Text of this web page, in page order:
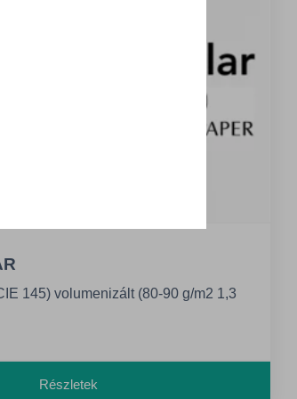
145) volumenizált (80-90 g/m2 1,3
tanúsítvánnyal
Részletek